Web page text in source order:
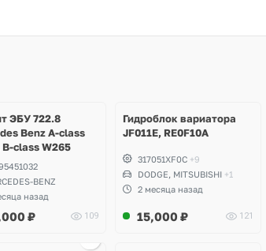
ЭБУ 722.8
Benz A-class
B-class W265
BENZ
назад
₽ 109
Гидроблок вариатора
JF011E, RE0F10A
317051XF0C +9
DODGE, MITSUBISHI +1
2 месяца назад
15,000 ₽ 121